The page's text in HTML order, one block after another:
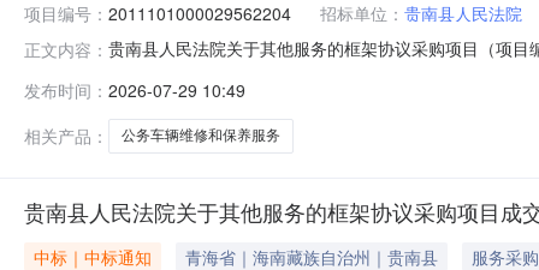
项目编号： 2011101000029562204 招标单位： 贵南县人民法院
正文内容： 贵南县人民法院关于其他服务的框架协议采购项目（项
青海省海南藏族自治州贵南县报价起止时间:-二、采购单
发布时间： 2026-07-29 10:49
相关产品：
公务车辆维修和保养服务
贵南县人民法院关于其他服务的框架协议采购项目成
中标｜中标通知 青海省｜海南藏族自治州｜贵南县
服务采购